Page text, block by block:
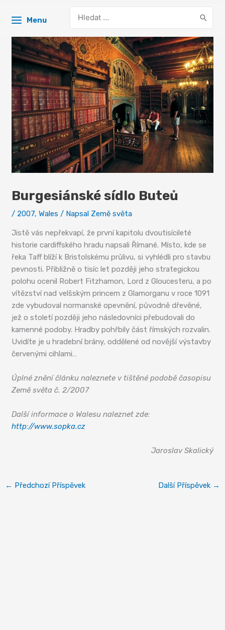
Menu
for:
Burgesiánské sídlo Buteů
/ 2007,Wales / Napsal Země světa
Jistě vás nepřekvapí, že první kapitolu dvoutisícileté
historie cardiffského hradu napsali Římané. Místo, kde se
řeka Taff blíží k Bristolskému průlivu, si vyhlédli pro stavbu
pevnosti. Přibližně o tisíc let později jeho strategickou
polohu ocenil Robert Fitzhamon, Lord z Gloucesteru, a po
vítězství nad velšským princem z Glamorganu v roce 1091
zde vybudoval normanské opevnění, původně dřevěné,
jež o století později jeho následovníci přebudovali do
kamenné podoby. Hradby pohřbily část římských rozvalin.
Uvidíte je u hradební brány, oddělené od novější výstavby
červenými cihlami…
Úplné znění článku naleznete v tištěné podobě časopisu
Země světa č. 2/2007
Další informace o Walesu naleznet zde:
http://www.sopka.cz
Jaroslav Skalický
← Předchozí Příspěvek Další Příspěvek →